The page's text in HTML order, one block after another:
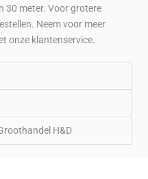
30 meter. Voor grotere
Neem voor meer
onze klantenservice.
H&D